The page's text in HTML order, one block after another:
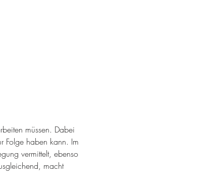
müssen. Dabei
Folge haben kann. Im
vermittelt, ebenso
macht